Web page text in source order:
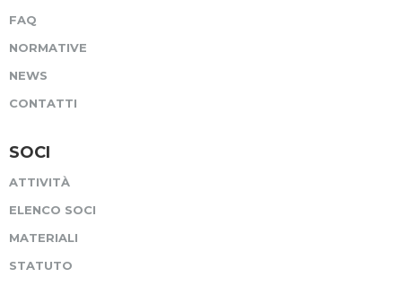
FAQ
NORMATIVE
NEWS
CONTATTI
SOCI
ATTIVITÀ
ELENCO SOCI
MATERIALI
STATUTO